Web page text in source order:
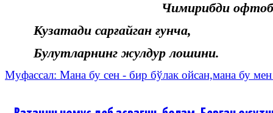
Чимирибди
Кузатади сарғайган ғунча,
Булутларнинг жулдур лошини.
Муфассал: Мана бу сен - бир бўлак ойсан,мана бу